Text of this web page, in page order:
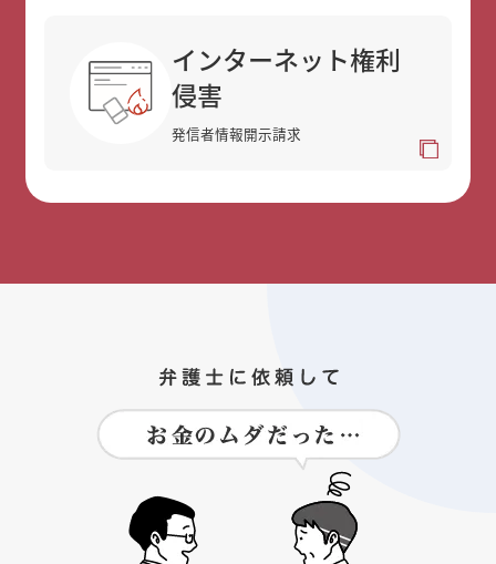
インターネット権利
侵害
発信者情報開示請求